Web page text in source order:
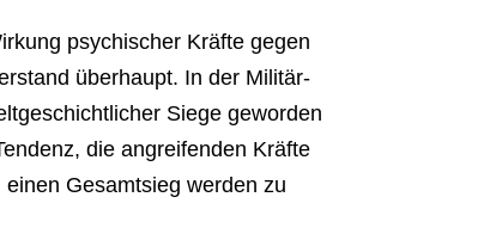
psychischer Kräfte gegen
überhaupt. In der Militär-
Siege geworden
die angreifenden Kräfte
Gesamtsieg werden zu